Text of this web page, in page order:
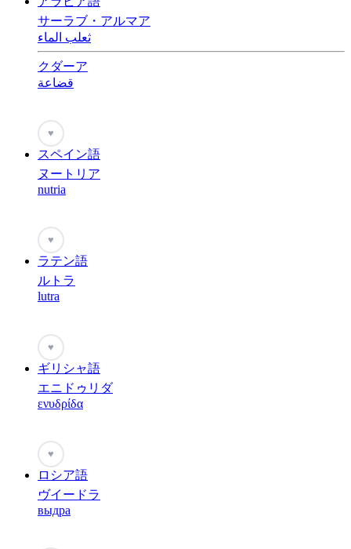
サーラブ・アルマア
ثعلب الماء
クダーア
قضاعة
♥
スペイン語
ヌートリア
nutria
♥
ラテン語
ルトラ
lutra
♥
ギリシャ語
エニドゥリダ
ενυδρίδα
♥
ロシア語
ヴイードラ
выдра